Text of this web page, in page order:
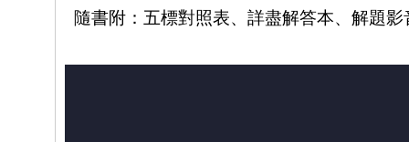
隨書附：五標對照表、詳盡解答本、解題影